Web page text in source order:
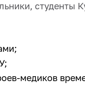
студенты
медиков